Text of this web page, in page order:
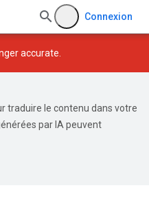
Connexion
accurate.
traduire le contenu dans votre
par IA peuvent